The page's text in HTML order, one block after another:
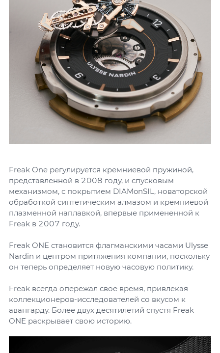
Freak One регулируется кремниевой пружиной,
представленной в 2008 году, и спусковым
механизмом, с покрытием DIAMonSIL, новаторской
обработкой синтетическим алмазом и кремниевой
плазменной наплавкой, впервые примененной к
Freak в 2007 году.
Freak ONE становится флагманскими часами Ulysse
Nardin и центром притяжения компании, поскольку
он теперь определяет новую часовую политику.
Freak всегда опережал свое время, привлекая
коллекционеров-исследователей со вкусом к
авангарду. Более двух десятилетий спустя Freak
ONE раскрывает свою историю.